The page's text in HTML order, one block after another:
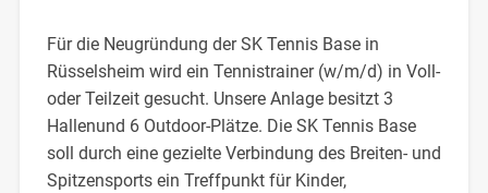
Für die Neugründung der SK Tennis Base in
Rüsselsheim wird ein Tennistrainer (w/m/d) in Voll-
oder Teilzeit gesucht. Unsere Anlage besitzt 3
Hallenund 6 Outdoor-Plätze. Die SK Tennis Base
soll durch eine gezielte Verbindung des Breiten- und
Spitzensports ein Treffpunkt für Kinder,